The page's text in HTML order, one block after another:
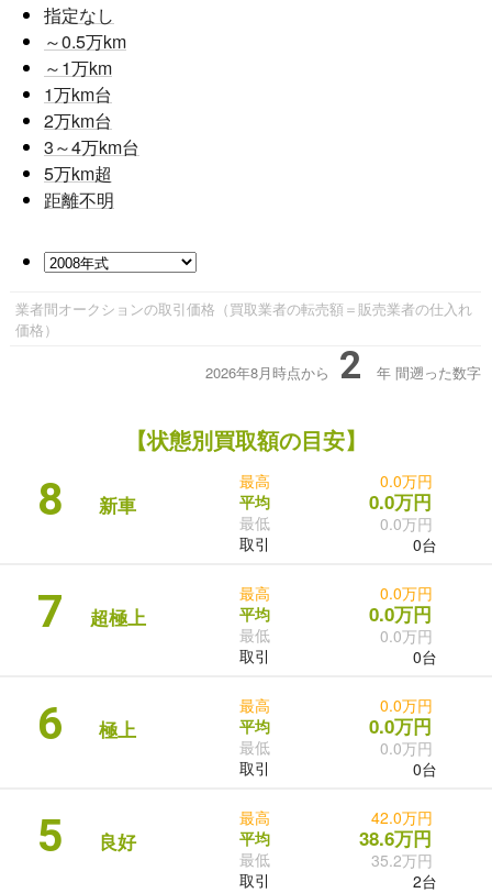
指定なし
～0.5万km
～1万km
1万km台
2万km台
3～4万km台
5万km超
距離不明
業者間オークションの取引価格（買取業者の転売額＝販売業者の仕入れ
価格）
2026年8月時点から 2 年 間遡った数字
【状態別買取額の目安】
8 新車
最高
平均
最低
取引
0.0万円
0.0万円
0.0万円
0台
7 超極上
最高
平均
最低
取引
0.0万円
0.0万円
0.0万円
0台
6 極上
最高
平均
最低
取引
0.0万円
0.0万円
0.0万円
0台
5 良好
最高
平均
最低
取引
42.0万円
38.6万円
35.2万円
2台